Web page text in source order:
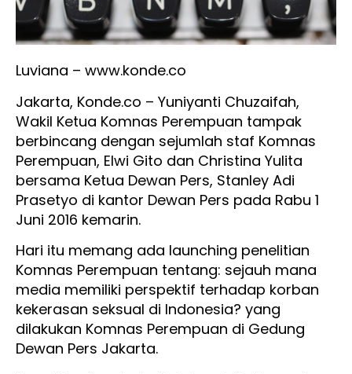
Luviana – www.konde.co
Jakarta, Konde.co – Yuniyanti Chuzaifah,
Wakil Ketua Komnas Perempuan tampak
berbincang dengan sejumlah staf Komnas
Perempuan, Elwi Gito dan Christina Yulita
bersama Ketua Dewan Pers, Stanley Adi
Prasetyo di kantor Dewan Pers pada Rabu 1
Juni 2016 kemarin.
Hari itu memang ada launching penelitian
Komnas Perempuan tentang: sejauh mana
media memiliki perspektif terhadap korban
kekerasan seksual di Indonesia? yang
dilakukan Komnas Perempuan di Gedung
Dewan Pers Jakarta.